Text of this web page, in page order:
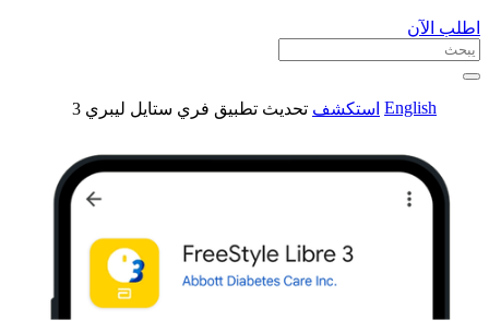
اطلب الآن
English استكشف تحديث تطبيق فري ستايل ليبري 3